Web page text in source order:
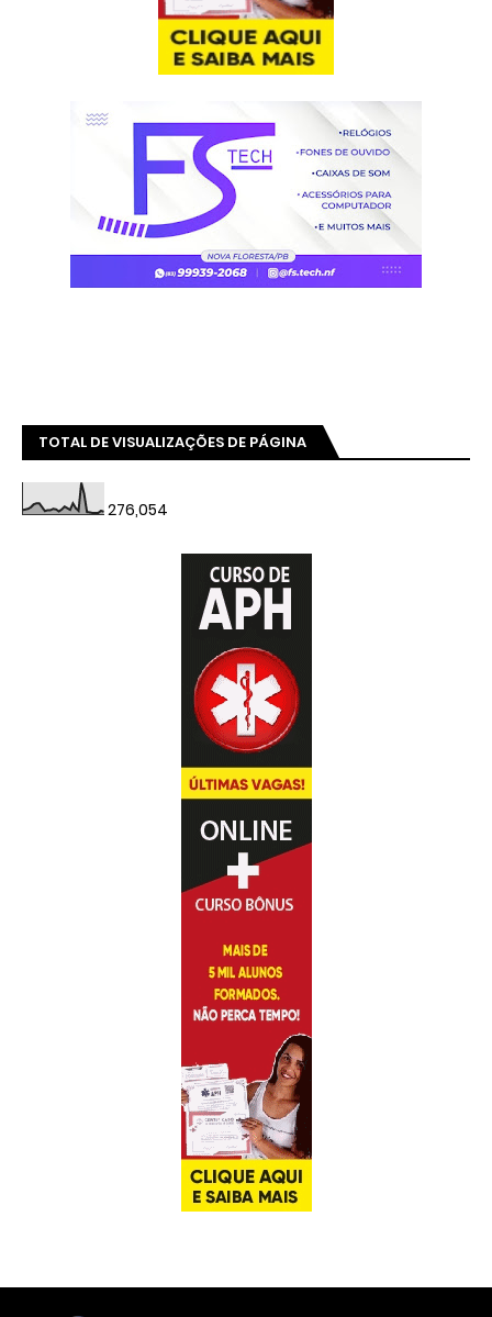
TOTAL DE VISUALIZAÇÕES DE PÁGINA
276,054